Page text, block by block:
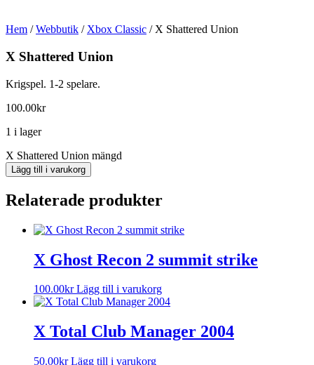
Hem /Webbutik / Xbox Classic / X Shattered Union
X Shattered Union
Krigspel. 1-2 spelare.
100.00kr
1 i lager
X Shattered Union mängd
Lägg till i varukorg
Relaterade produkter
X Ghost Recon 2 summit strike
100.00kr Lägg till i varukorg
X Total Club Manager 2004
50.00kr Lägg till i varukorg